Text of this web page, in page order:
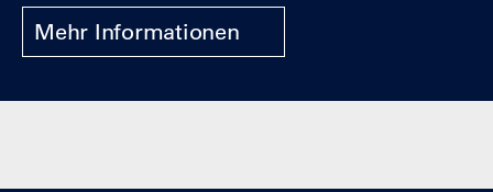
Mehr Informationen